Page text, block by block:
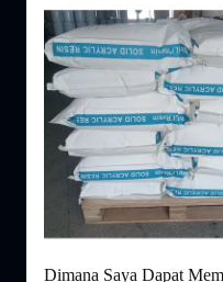
Dimana Saya Dapat